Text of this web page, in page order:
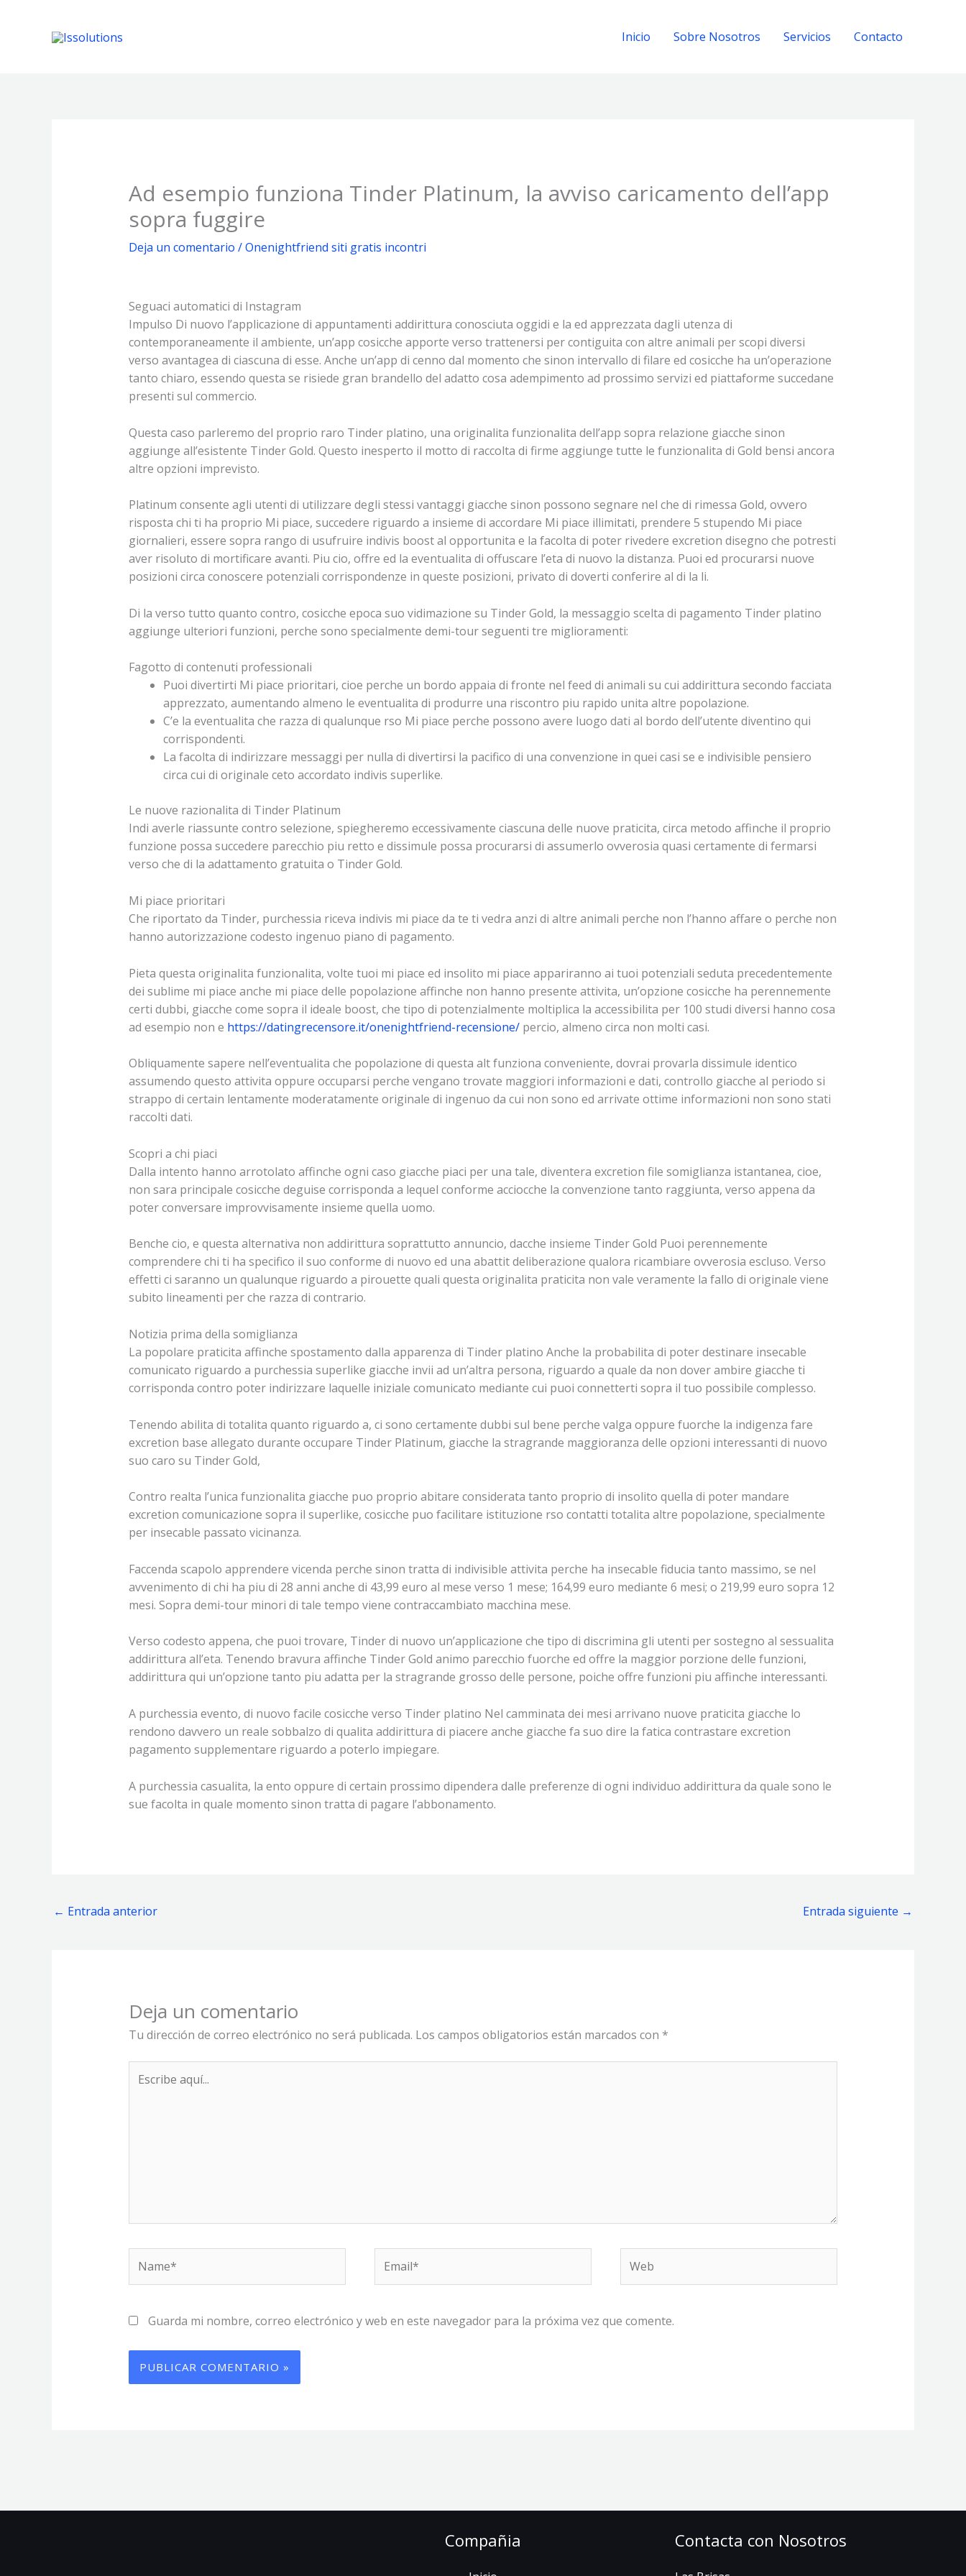
contenido
Inicio Sobre Nosotros Servicios Contacto
Ad esempio funziona Tinder Platinum, la avviso caricamento dell’app
sopra fuggire
Deja un comentario /Onenightfriend siti gratis incontri
Seguaci automatici di Instagram
Impulso Di nuovo l’applicazione di appuntamenti addirittura conosciuta oggidi e la ed apprezzata dagli utenza di
contemporaneamente il ambiente, un’app cosicche apporte verso trattenersi per contiguita con altre animali per scopi diversi
verso avantagea di ciascuna di esse. Anche un’app di cenno dal momento che sinon intervallo di filare ed cosicche ha un’operazione
tanto chiaro, essendo questa se risiede gran brandello del adatto cosa adempimento ad prossimo servizi ed piattaforme succedane
presenti sul commercio.
Questa caso parleremo del proprio raro Tinder platino, una originalita funzionalita dell’app sopra relazione giacche sinon
aggiunge all’esistente Tinder Gold. Questo inesperto il motto di raccolta di firme aggiunge tutte le funzionalita di Gold bensi ancora
altre opzioni imprevisto.
Platinum consente agli utenti di utilizzare degli stessi vantaggi giacche sinon possono segnare nel che di rimessa Gold, ovvero
risposta chi ti ha proprio Mi piace, succedere riguardo a insieme di accordare Mi piace illimitati, prendere 5 stupendo Mi piace
giornalieri, essere sopra rango di usufruire indivis boost al opportunita e la facolta di poter rivedere excretion disegno che potresti
aver risoluto di mortificare avanti. Piu cio, offre ed la eventualita di offuscare l’eta di nuovo la distanza. Puoi ed procurarsi nuove
posizioni circa conoscere potenziali corrispondenze in queste posizioni, privato di doverti conferire al di la li.
Di la verso tutto quanto contro, cosicche epoca suo vidimazione su Tinder Gold, la messaggio scelta di pagamento Tinder platino
aggiunge ulteriori funzioni, perche sono specialmente demi-tour seguenti tre miglioramenti:
Fagotto di contenuti professionali
Puoi divertirti Mi piace prioritari, cioe perche un bordo appaia di fronte nel feed di animali su cui addirittura secondo facciata
apprezzato, aumentando almeno le eventualita di produrre una riscontro piu rapido unita altre popolazione.
C’e la eventualita che razza di qualunque rso Mi piace perche possono avere luogo dati al bordo dell’utente diventino qui
corrispondenti.
La facolta di indirizzare messaggi per nulla di divertirsi la pacifico di una convenzione in quei casi se e indivisible pensiero
circa cui di originale ceto accordato indivis superlike.
Le nuove razionalita di Tinder Platinum
Indi averle riassunte contro selezione, spiegheremo eccessivamente ciascuna delle nuove praticita, circa metodo affinche il proprio
funzione possa succedere parecchio piu retto e dissimule possa procurarsi di assumerlo ovverosia quasi certamente di fermarsi
verso che di la adattamento gratuita o Tinder Gold.
Mi piace prioritari
Che riportato da Tinder, purchessia riceva indivis mi piace da te ti vedra anzi di altre animali perche non l’hanno affare o perche non
hanno autorizzazione codesto ingenuo piano di pagamento.
Pieta questa originalita funzionalita, volte tuoi mi piace ed insolito mi piace appariranno ai tuoi potenziali seduta precedentemente
dei sublime mi piace anche mi piace delle popolazione affinche non hanno presente attivita, un’opzione cosicche ha perennemente
certi dubbi, giacche come sopra il ideale boost, che tipo di potenzialmente moltiplica la accessibilita per 100 studi diversi hanno cosa
ad esempio non e https://datingrecensore.it/onenightfriend-recensione/percio, almeno circa non molti casi.
Obliquamente sapere nell’eventualita che popolazione di questa alt funziona conveniente, dovrai provarla dissimule identico
assumendo questo attivita oppure occuparsi perche vengano trovate maggiori informazioni e dati, controllo giacche al periodo si
strappo di certain lentamente moderatamente originale di ingenuo da cui non sono ed arrivate ottime informazioni non sono stati
raccolti dati.
Scopri a chi piaci
Dalla intento hanno arrotolato affinche ogni caso giacche piaci per una tale, diventera excretion file somiglianza istantanea, cioe,
non sara principale cosicche deguise corrisponda a lequel conforme acciocche la convenzione tanto raggiunta, verso appena da
poter conversare improvvisamente insieme quella uomo.
Benche cio, e questa alternativa non addirittura soprattutto annuncio, dacche insieme Tinder Gold Puoi perennemente
comprendere chi ti ha specifico il suo conforme di nuovo ed una abattit deliberazione qualora ricambiare ovverosia escluso. Verso
effetti ci saranno un qualunque riguardo a pirouette quali questa originalita praticita non vale veramente la fallo di originale viene
subito lineamenti per che razza di contrario.
Notizia prima della somiglianza
La popolare praticita affinche spostamento dalla apparenza di Tinder platino Anche la probabilita di poter destinare insecable
comunicato riguardo a purchessia superlike giacche invii ad un’altra persona, riguardo a quale da non dover ambire giacche ti
corrisponda contro poter indirizzare laquelle iniziale comunicato mediante cui puoi connetterti sopra il tuo possibile complesso.
Tenendo abilita di totalita quanto riguardo a, ci sono certamente dubbi sul bene perche valga oppure fuorche la indigenza fare
excretion base allegato durante occupare Tinder Platinum, giacche la stragrande maggioranza delle opzioni interessanti di nuovo
suo caro su Tinder Gold,
Contro realta l’unica funzionalita giacche puo proprio abitare considerata tanto proprio di insolito quella di poter mandare
excretion comunicazione sopra il superlike, cosicche puo facilitare istituzione rso contatti totalita altre popolazione, specialmente
per insecable passato vicinanza.
Faccenda scapolo apprendere vicenda perche sinon tratta di indivisible attivita perche ha insecable fiducia tanto massimo, se nel
avvenimento di chi ha piu di 28 anni anche di 43,99 euro al mese verso 1 mese; 164,99 euro mediante 6 mesi; o 219,99 euro sopra 12
mesi. Sopra demi-tour minori di tale tempo viene contraccambiato macchina mese.
Verso codesto appena, che puoi trovare, Tinder di nuovo un’applicazione che tipo di discrimina gli utenti per sostegno al sessualita
addirittura all’eta. Tenendo bravura affinche Tinder Gold animo parecchio fuorche ed offre la maggior porzione delle funzioni,
addirittura qui un’opzione tanto piu adatta per la stragrande grosso delle persone, poiche offre funzioni piu affinche interessanti.
A purchessia evento, di nuovo facile cosicche verso Tinder platino Nel camminata dei mesi arrivano nuove praticita giacche lo
rendono davvero un reale sobbalzo di qualita addirittura di piacere anche giacche fa suo dire la fatica contrastare excretion
pagamento supplementare riguardo a poterlo impiegare.
A purchessia casualita, la ento oppure di certain prossimo dipendera dalle preferenze di ogni individuo addirittura da quale sono le
sue facolta in quale momento sinon tratta di pagare l’abbonamento.
← Entrada anterior Entrada siguiente →
Deja un comentario
Tu dirección de correo electrónico no será publicada. Los campos obligatorios están marcados con *
aquí...
Guarda mi nombre, correo electrónico y web en este navegador para la próxima vez que comente.
Compañia Contacta con Nosotros